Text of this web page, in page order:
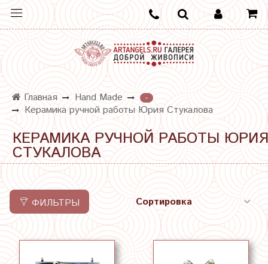
Главная Hand Made
-
Керамика ручной работы Юрия Стукалова
КЕРАМИКА РУЧНОЙ РАБОТЫ ЮРИЯ
СТУКАЛОВА
ФИЛЬТРЫ